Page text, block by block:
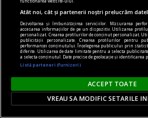
măcar a încercat. Sacrificiul lui
Teodor TIŢĂ
Atât noi, cât și partenerii noștri prelucrăm
Dezvoltarea și îmbunătățirea serviciilor. Măsurarea
accesarea informațiilor de pe un dispozitiv. Utilizarea
personalizat. Crearea profilurilor de conținut personalizat.
publicității personalizate. Crearea profilurilor pentru
performanței conținutului. Înțelegerea publicului prin
diferite. Utilizarea de date limitate pentru a selecta
a selecta conținutul. Date precise de geolocație și
Listă parteneri (furnizori)
ACCEPT TOATE
VREAU SA MODIFIC SETARILE